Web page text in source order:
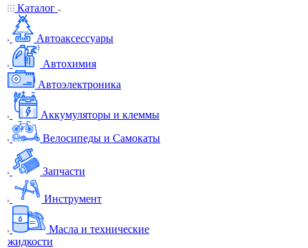
Каталог
Автоаксессуары
Автохимия
Автоэлектроника
Аккумуляторы и клеммы
Велосипеды и Самокаты
Запчасти
Инструмент
Масла и технические
жидкости